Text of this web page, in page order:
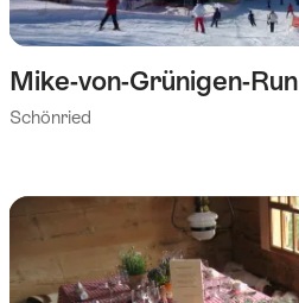
Mike-von-Grünigen-Run
Schönried